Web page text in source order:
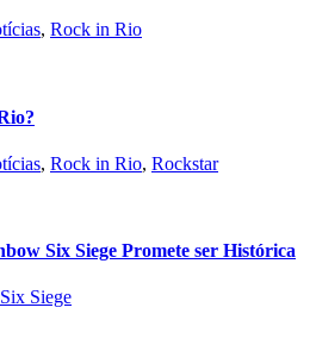
, Rock in Rio
, Rock in Rio, Rockstar
Six Siege Promete ser Histórica
Siege